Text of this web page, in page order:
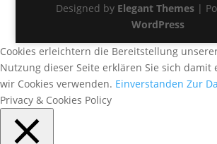
Designed by Elegant Themes|
WordPress
Cookies erleichtern die Bereitstellung
Nutzung dieser Seite erklären Sie sich damit
wir Cookies verwenden. Einverstanden Zur
Privacy & Cookies Policy